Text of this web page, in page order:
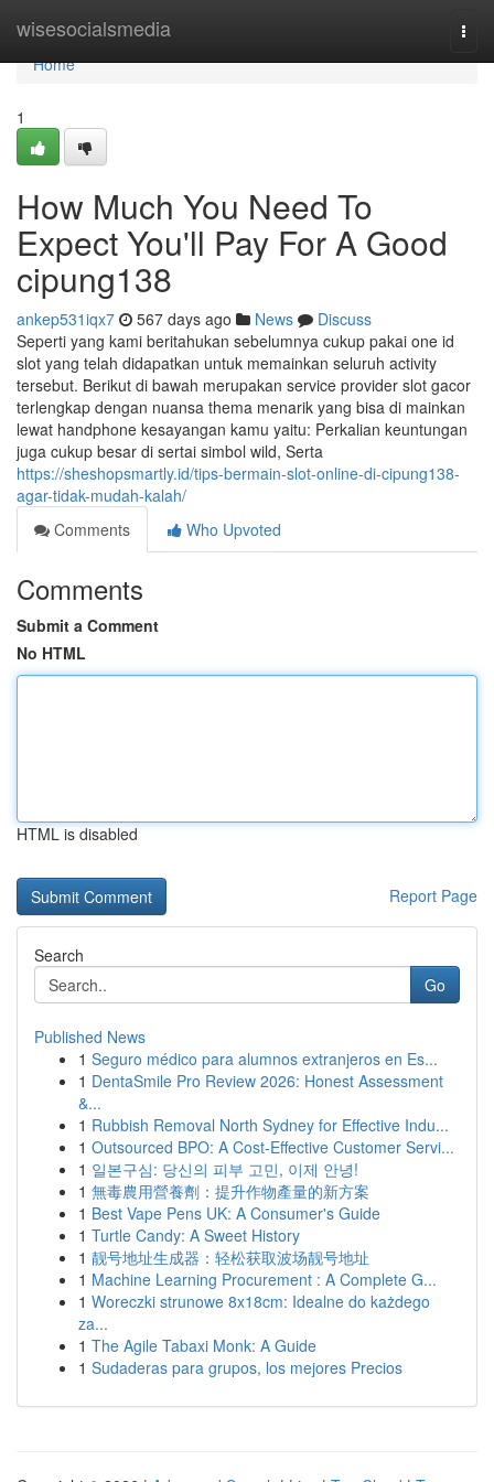
wisesocialsmedia
Home
Home
1
How Much You Need To
Expect You'll Pay For A Good
cipung138
ankep531iqx7 567 days ago News
Discuss
Seperti yang kami beritahukan sebelumnya cukup pakai one id
slot yang telah didapatkan untuk memainkan seluruh activity
tersebut. Berikut di bawah merupakan service provider slot gacor
terlengkap dengan nuansa thema menarik yang bisa di mainkan
lewat handphone kesayangan kamu yaitu: Perkalian keuntungan
juga cukup besar di sertai simbol wild, Serta
https://sheshopsmartly.id/tips-bermain-slot-online-di-cipung138-
agar-tidak-mudah-kalah/
Comments
Who Upvoted
Comments
Submit a Comment
No HTML
HTML is disabled
Report Page
Search
Go
Published News
1 Seguro médico para alumnos extranjeros en Es...
1 DentaSmile Pro Review 2026: Honest Assessment
&...
1 Rubbish Removal North Sydney for Effective Indu...
1 Outsourced BPO: A Cost-Effective Customer Servi...
1 일본구심: 당신의 피부 고민, 이제 안녕!
1 無毒農用營養劑：提升作物產量的新方案
1 Best Vape Pens UK: A Consumer's Guide
1 Turtle Candy: A Sweet History
1 靓号地址生成器：轻松获取波场靓号地址
1 Machine Learning Procurement : A Complete G...
1 Woreczki strunowe 8x18cm: Idealne do każdego
za...
1 The Agile Tabaxi Monk: A Guide
1 Sudaderas para grupos, los mejores Precios